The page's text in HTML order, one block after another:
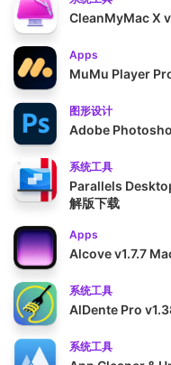
CleanMyMac X
Apps
MuMu Player
图形设计
Adobe
系统工具
Parallels
解版下载
Apps
Alcove v1.7.7
系统工具
AlDente Pro
系统工具